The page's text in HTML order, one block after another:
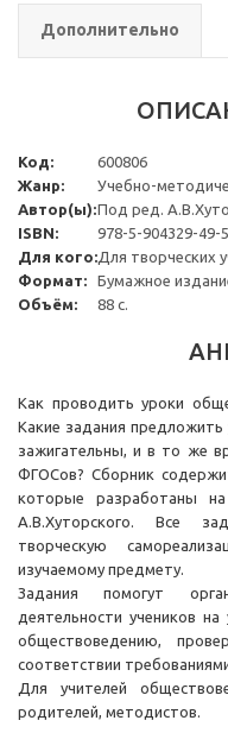
Дополнительно
Код:
600806
Жанр:
Учебно-
Автор(ы):Под ред.
ISBN:
978-5-904329-49-5
Для кого:Для творческих
Формат:
Бумажное
Объём:
88 с.
Как проводить уроки
Какие задания
зажигательны, и в то же
ФГОСов? Сборник
которые разработаны
А.В.Хуторского. Все
творческую
изучаемому предмету.
Задания помогут
деятельности учеников
обществоведению,
соответствии
Для учителей
родителей, методистов.